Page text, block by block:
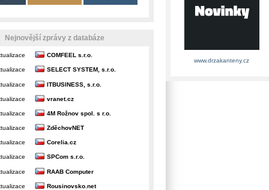
Nejnovější zprávy z databáze
COMFEEL s.r.o.
SELECT SYSTEM, s.r.o.
ITBUSINESS, s.r.o.
vranet.cz
4M Rožnov spol. s r.o.
ZděchovNET
Corelia.cz
SPCom s.r.o.
RAAB Computer
Rousinovsko.net
www.drzakanteny.cz